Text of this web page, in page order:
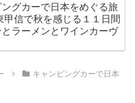
ングカーで日本をめぐる旅
甲信で秋を感じる１１日間
ラーメンとワインカーヴ
キャンピングカーで日本